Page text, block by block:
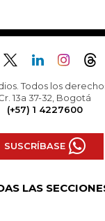
Todos los
13a 37-32, Bogotá
(+57) 1 4227600
SUSCRÍBASE
LAS